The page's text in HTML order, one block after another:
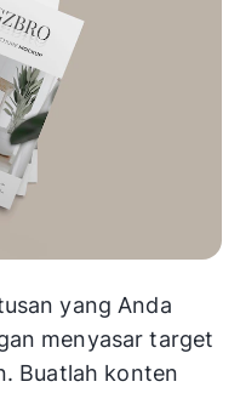
yang Anda
menyasar target
Buatlah konten